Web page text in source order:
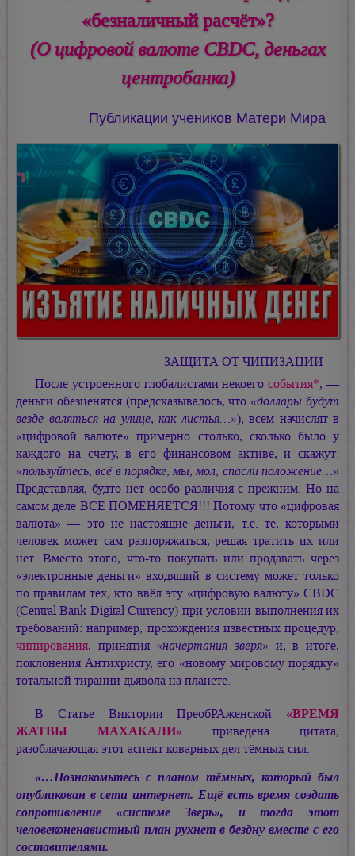
«безналичный расчёт»?
(О цифровой валюте CBDC, деньгах
центробанка)
Публикации учеников Матери Мира
ЗАЩИТА ОТ ЧИПИЗАЦИИ
После устроенного глобалистами некоегособытия*, —
деньги обезценятся (предсказывалось, что «доллары будут
везде валяться на улице, как листья…»), всем начислят в
«цифровой валюте» примерно столько, сколько было у
каждого на счету, в его финансовом активе, и скажут:
«пользуйтесь, всё в порядке, мы, мол, спасли положение…»
Представляя, будто нет особо различия с прежним. Но на
самом деле ВСЁ ПОМЕНЯЕТСЯ!!! Потому что «цифровая
валюта» — это не настоящие деньги, т.е. те, которыми
человек может сам разпоряжаться, решая тратить их или
нет. Вместо этого, что-то покупать или продавать через
«электронные деньги» входящий в систему может только
по правилам тех, кто ввёл эту «цифровую валюту» CBDC
(Central Bank Digital Currency) при условии выполнения их
требований: например, прохождения известных процедур,
чипирования, принятия «начертания зверя» и, в итоге,
поклонения Антихристу, его «новому мировому порядку»
тотальной тирании дьявола на планете.
В Статье Виктории ПреобРАженской «ВРЕМЯ
ЖАТВЫ МАХАКАЛИ» приведена цитата,
разоблачающая этот аспект коварных дел тёмных сил.
«…Познакомьтесь с планом тёмных, который был
опубликован в сети интернет. Ещё есть время создать
сопротивление «системе Зверь», и тогда этот
человеконенавистный план рухнет в бездну вместе с его
составителями.